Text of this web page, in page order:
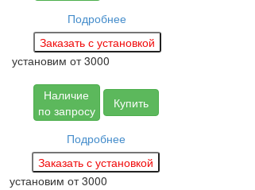
Подробнее
установим от 3000
Наличие
по запросу
Купить
Подробнее
установим от 3000